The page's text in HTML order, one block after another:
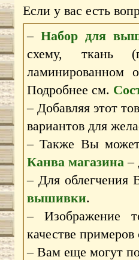
Если у вас есть
–Набор для
схему, ткань
ламинированном
Подробнее см.
– Добавляя этот
вариантов для
– Также Вы
Канва магазина –
– Для облегчения
вышивки.
– Изображение
качестве
– Вам еще могут